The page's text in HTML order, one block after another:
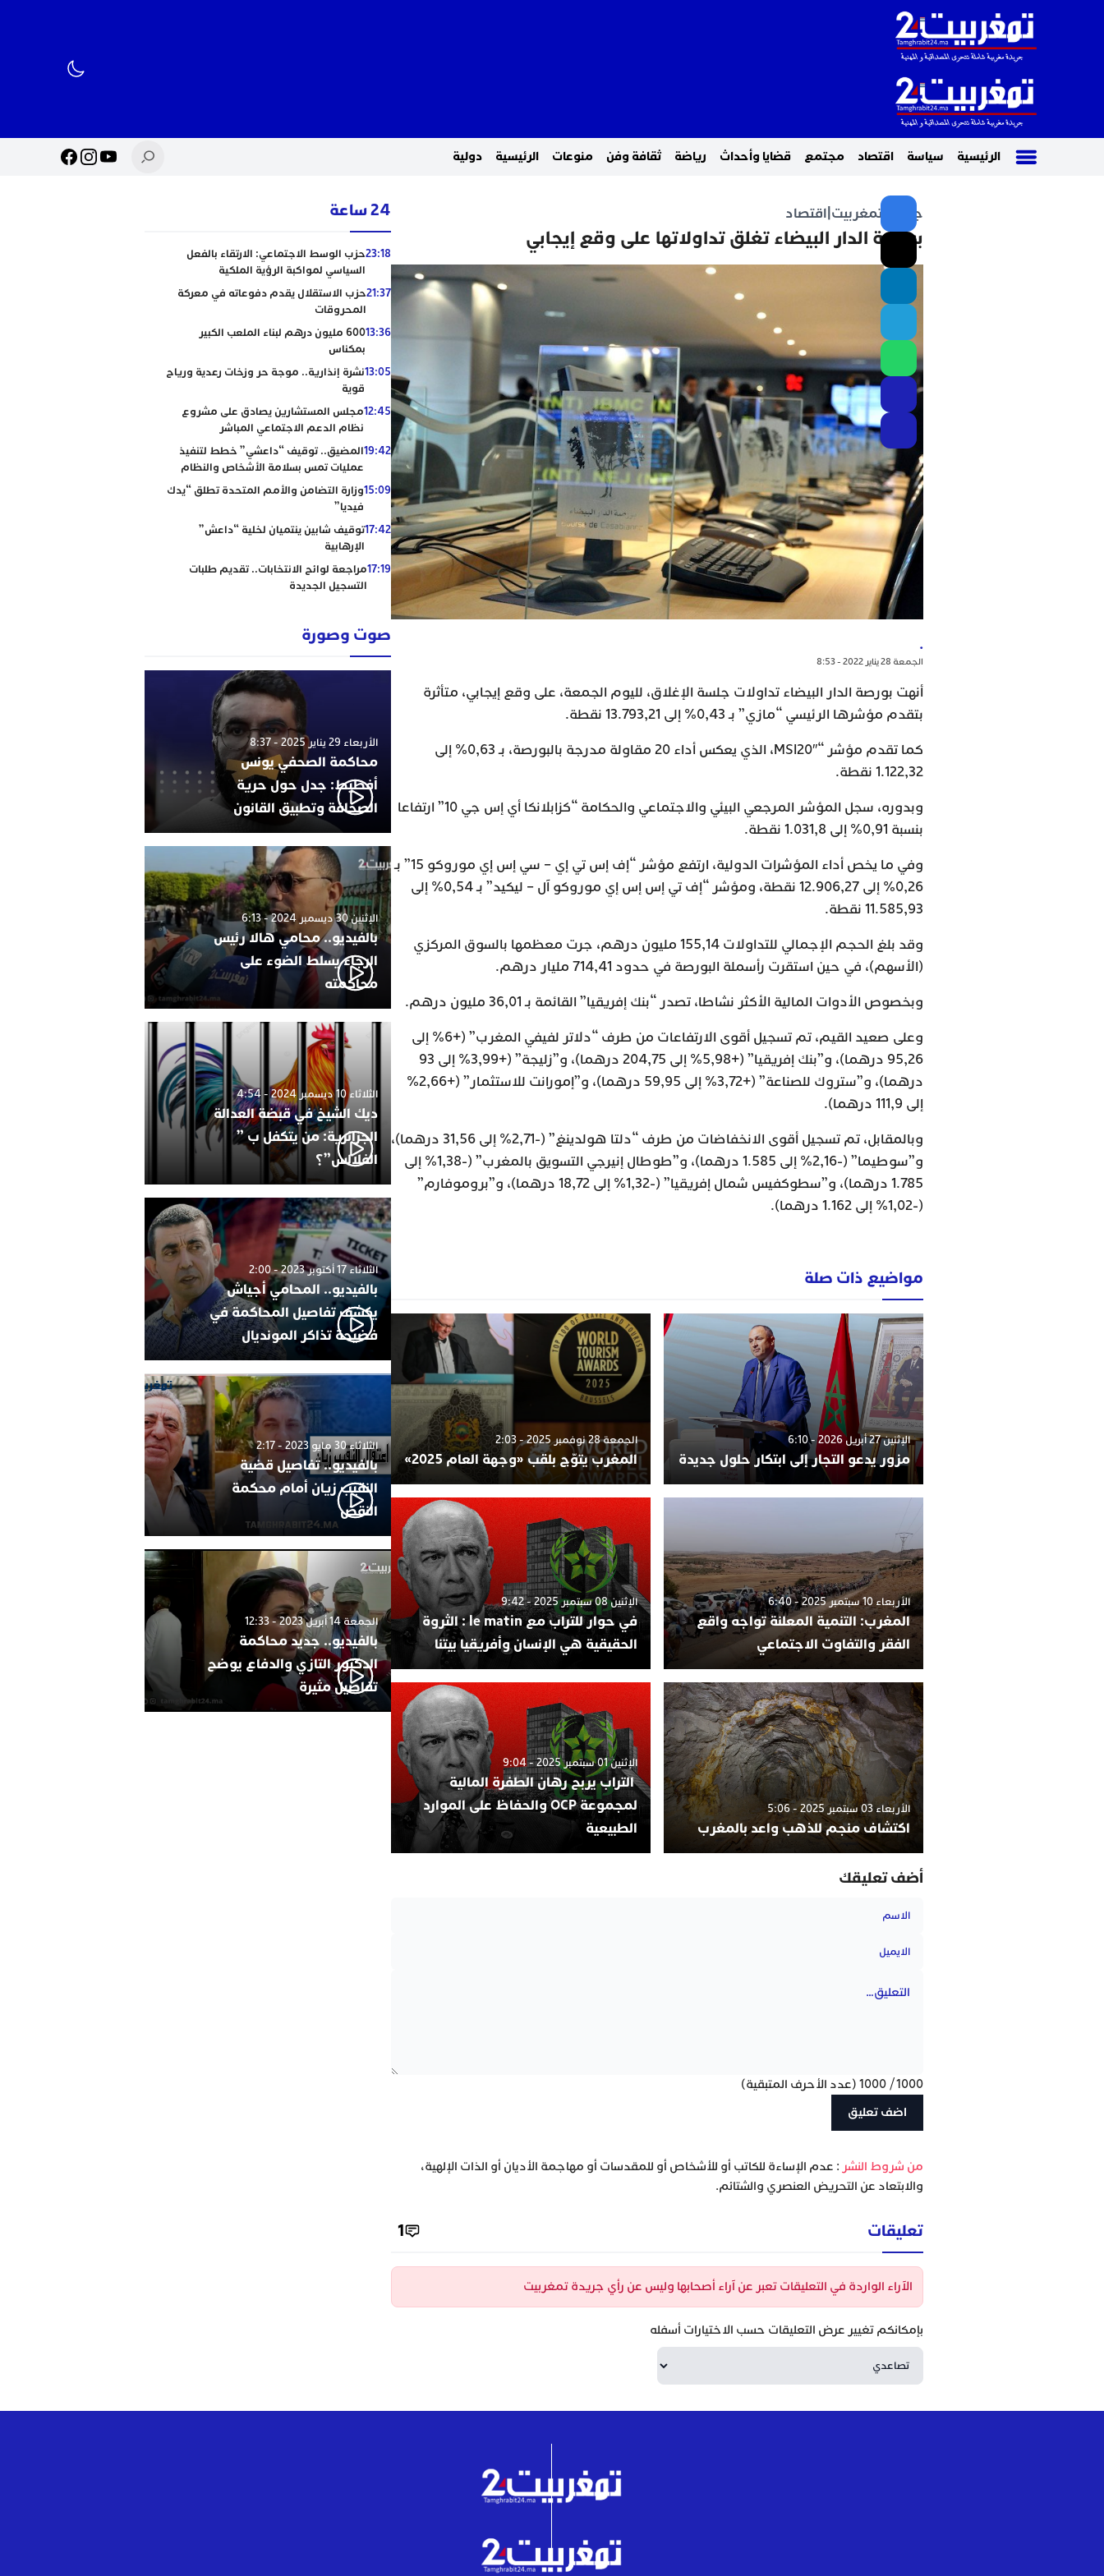
الرئيسية سياسة اقتصاد مجتمع قضايا وأحداث رياضة ثقافة وفن منوعات الرئيسية دولية
جريدة تمغربيت اقتصاد
بورصة الدار البيضاء تغلق تداولاتها على وقع إيجابي
.
الجمعة 28 يناير 2022 - 8:53
أنهت بورصة الدار البيضاء تداولات جلسة الإغلاق، لليوم الجمعة، على وقع إيجابي، متأثرة
بتقدم مؤشرها الرئيسي “مازي” بـ 0,43% إلى 13.793,21 نقطة.
كما تقدم مؤشر “MSI20″، الذي يعكس أداء 20 مقاولة مدرجة بالبورصة، بـ 0,63% إلى
1.122,32 نقطة.
وبدوره، سجل المؤشر المرجعي البيئي والاجتماعي والحكامة “كزابلانكا أي إس جي 10” ارتفاعا
بنسبة 0,91% إلى 1.031,8 نقطة.
وفي ما يخص أداء المؤشرات الدولية، ارتفع مؤشر “إف إس تي إي – سي إس إي موروكو 15” بـ
0,26% إلى 12.906,27 نقطة، ومؤشر “إف تي إس إس إي موروكو آل – ليكيد” بـ 0,54% إلى
11.585,93 نقطة.
وقد بلغ الحجم الإجمالي للتداولات 155,14 مليون درهم، جرت معظمها بالسوق المركزي
(الأسهم)، في حين استقرت رأسملة البورصة في حدود 714,41 مليار درهم.
وبخصوص الأدوات المالية الأكثر نشاطا، تصدر “بنك إفريقيا” القائمة بـ 36,01 مليون درهم.
وعلى صعيد القيم، تم تسجيل أقوى الارتفاعات من طرف “دلاتر لفيفي المغرب” (+6% إلى
95,26 درهما)، و”بنك إفريقيا” (+5,98% إلى 204,75 درهما)، و”زليجة” (+3,99% إلى 93
درهما)، و”ستروك للصناعة” (+3,72% إلى 59,95 درهما)، و”إمورانت للاستثمار” (+2,66%
إلى 111,9 درهما).
وبالمقابل، تم تسجيل أقوى الانخفاضات من طرف “دلتا هولدينغ” (-2,71% إلى 31,56 درهما)،
و”سوطيما” (-2,16% إلى 1.585 درهما)، و”طوطال إنيرجي التسويق بالمغرب” (-1,38% إلى
1.785 درهما)، و”سطوكفيس شمال إفريقيا” (-1,32% إلى 18,72 درهما)، و”بروموفارم”
(-1,02% إلى 1.162 درهما).
مواضيع ذات صلة
الإثنين 27 أبريل 2026 - 6:10
مزور يدعو التجار إلى ابتكار حلول جديدة
الجمعة 28 نوفمبر 2025 - 2:03
المغرب يتوّج بلقب «وجهة العام 2025»
الأربعاء 10 سبتمبر 2025 - 6:40
المغرب: التنمية المعلنة تواجه واقع
الفقر والتفاوت الاجتماعي
الإثنين 08 سبتمبر 2025 - 9:42
في حوار للتراب مع le matin : الثروة
الحقيقية هي الإنسان وأفريقيا بيتنا
الأربعاء 03 سبتمبر 2025 - 5:06
اكتشاف منجم للذهب واعد بالمغرب
الإثنين 01 سبتمبر 2025 - 9:04
التراب يربح رهان الطفرة المالية
لمجموعة OCP والحفاظ على الموارد
الطبيعية
أضف تعليقك
1000
/
1000 (عدد الأحرف المتبقية)
‫من شروط النشر : عدم الإساءة للكاتب أو للأشخاص أو للمقدسات أو مهاجمة الأديان أو الذات الإلهية،
والابتعاد عن التحريض العنصري والشتائم.
تعليقات 1
الآراء الواردة في التعليقات تعبر عن آراء أصحابها وليس عن رأي جريدة تمغربيت
بإمكانكم تغيير عرض التعليقات حسب الاختيارات أسفله
24 ساعة
23:18حزب الوسط الاجتماعي: الارتقاء بالفعل
السياسي لمواكبة الرؤية الملكية
21:37حزب الاستقلال يقدم دفوعاته في معركة
المحروقات
13:36
600 مليون درهم لبناء الملعب الكبير
بمكناس
13:05نشرة إنذارية.. موجة حر وزخات رعدية ورياح
قوية
12:45مجلس المستشارين يصادق على مشروع
نظام الدعم الاجتماعي المباشر
19:42المضيق.. توقيف “داعشي” خطط لتنفيذ
عمليات تمس بسلامة الأشخاص والنظام
15:09وزارة التضامن والأمم المتحدة تطلق “يدك
فيديا”
17:42توقيف شابين ينتميان لخلية “داعش”
الإرهابية
17:19مراجعة لوائح الانتخابات.. تقديم طلبات
التسجيل الجديدة
صوت وصورة
الأربعاء 29 يناير 2025 - 8:37
محاكمة الصحفي يونس
أفطيط: جدل حول حرية
الصحافة وتطبيق القانون
الإثنين 30 ديسمبر 2024 - 6:13
بالفيديو.. محامي هالا رئيس
الرجاء يسلط الضوء على
محاكمته
الثلاثاء 10 ديسمبر 2024 - 4:54
ديك الشيخ في قبضة العدالة
الجزائرية: من يتكفل ب ”
الفلالس”؟
الثلاثاء 17 أكتوبر 2023 - 2:00
بالفيديو.. المحامي أجياش
يكشف تفاصيل المحاكمة في
فضيحة تذاكر المونديال
الثلاثاء 30 مايو 2023 - 2:17
بالفيديو.. تفاصيل قضية
النقيب زيان أمام محكمة
النقض
الجمعة 14 أبريل 2023 - 12:33
بالفيديو.. جديد محاكمة
الدكتور التازي والدفاع يوضح
تفاصيل مثيرة